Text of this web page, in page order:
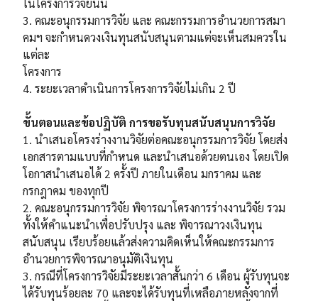
ในโครงการวิจัยนั้น
3. คณะอนุกรรมการวิจัย และ คณะกรรมการอำนวยการสมา
คมฯ จะกำหนดวงเงินทุนสนับสนุนตามแต่จะเห็นสมควรใน
แต่ละ
โครงการ
4. ระยะเวลาดำเนินการโครงการวิจัยไม่เกิน 2 ปี
ขั้นตอนและข้อปฏิบัติ การขอรับทุนสนับสนุนการวิจัย
1. นำเสนอโครงร่างงานวิจัยต่อคณะอนุกรรมการวิจัย โดยส่ง
เอกสารตามแบบที่กำหนด และนำเสนอด้วยตนเอง โดยเปิด
โอกาสนำเสนอได้ 2 ครั้งปี ภายในเดือน มกราคม และ
กรกฎาคม ของทุกปี
2. คณะอนุกรรมการวิจัย พิจารณาโครงการร่างงานวิจัย รวม
ทั้งให้คำแนะนำเพื่อปรับปรุง และ พิจารณาวงเงินทุน
สนับสนุน เรียบร้อยแล้วส่งความคิดเห็นให้คณะกรรมการ
อำนวยการพิจารณาอนุมัติเงินทุน
3. กรณีที่โครงการวิจัยมีระยะเวลาสั้นกว่า 6 เดือน ผู้รับทุนจะ
ได้รับทุนร้อยละ 70 และจะได้รับทุนที่เหลือภายหลังจากที่